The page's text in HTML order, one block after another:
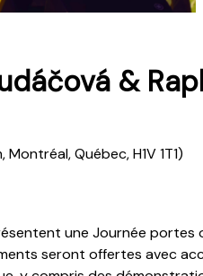
&
Montréal, Québec, H1V 1T1)
une Journée
seront offertes avec